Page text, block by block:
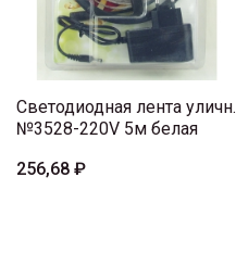
Светодиодная лента уличн.
№3528-220V 5м белая
256,68 ₽